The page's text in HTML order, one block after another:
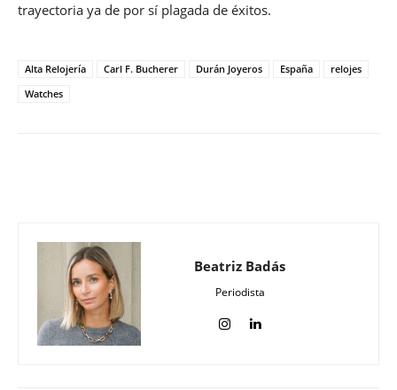
trayectoria ya de por sí plagada de éxitos.
Alta Relojería Carl F. Bucherer Durán Joyeros España
relojes
Watches
Beatriz Badás
Periodista